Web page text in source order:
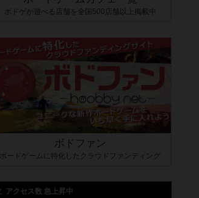
ボドゲが遊べる店舗を全国500店舗以上掲載中
ボドファン
ボードゲームに特化したクラウドファンディング
アクセス数 急上昇中